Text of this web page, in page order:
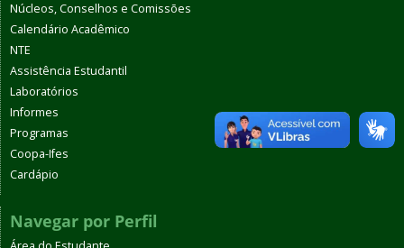
Núcleos, Conselhos e Comissões
Calendário Acadêmico
NTE
Assistência Estudantil
Laboratórios
Informes
Programas
Coopa-Ifes
Cardápio
Navegar por Perfil